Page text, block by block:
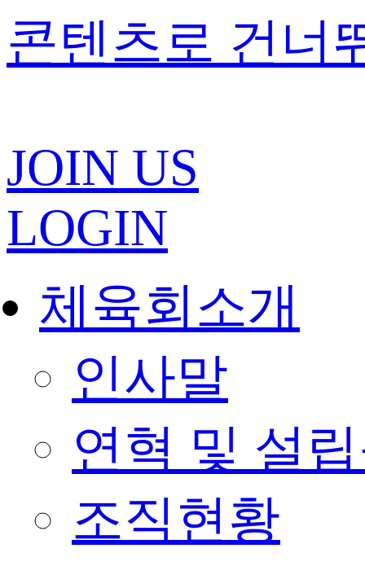
콘텐츠로 건너
JOIN US
LOGIN
체육회소개
인사말
연혁 및 설
조직현황